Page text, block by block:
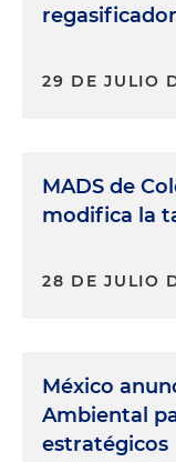
29 DE JULIO
MADS de
modifica la
28 DE JULIO
México
Ambiental
estratégicos